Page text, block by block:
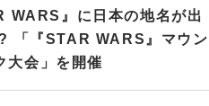
WARS』に日本の地名が出
「『STAR WARS』マウン
大会」を開催